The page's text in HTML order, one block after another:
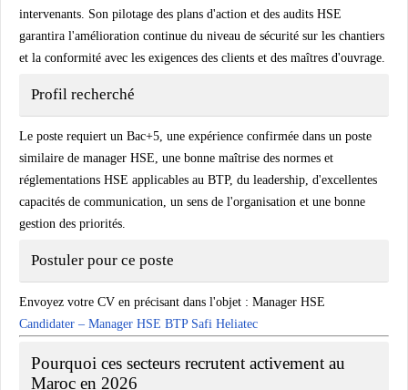
intervenants. Son pilotage des plans d'action et des audits HSE
garantira l'amélioration continue du niveau de sécurité sur les chantiers
et la conformité avec les exigences des clients et des maîtres d'ouvrage.
Profil recherché
Le poste requiert un Bac+5, une expérience confirmée dans un poste
similaire de manager HSE, une bonne maîtrise des normes et
réglementations HSE applicables au BTP, du leadership, d'excellentes
capacités de communication, un sens de l'organisation et une bonne
gestion des priorités.
Postuler pour ce poste
Envoyez votre CV en précisant dans l'objet : Manager HSE
Candidater – Manager HSE BTP Safi Heliatec
Pourquoi ces secteurs recrutent activement au
Maroc en 2026